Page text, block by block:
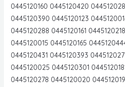
0445120160 0445120420
0445120390 0445120123
0445120288 0445120161
0445120015 0445120165
0445120431 0445120393
0445120025 0445120301
0445120278 0445120020